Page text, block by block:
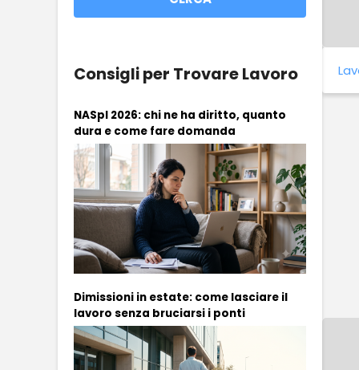
Consigli per Trovare Lavoro
NASpI 2026: chi ne ha diritto, quanto
dura e come fare domanda
Dimissioni in estate: come lasciare il
lavoro senza bruciarsi i ponti